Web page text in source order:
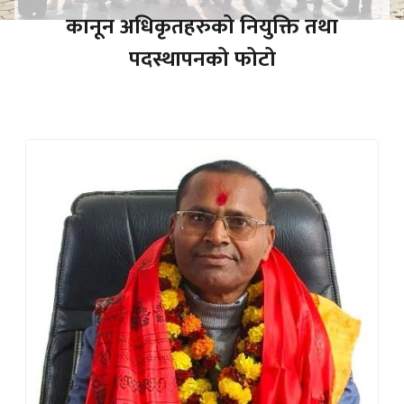
कानून अधिकृतहरुको नियुक्ति तथा
पदस्थापनको फोटो